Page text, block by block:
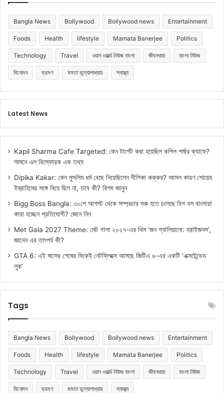
Bangla News Bollywood Bollywood news Entertainment
Foods Health lifestyle Mamata Banerjee Politics
Technology Travel ওয়ান ওয়ার্ল্ড নিউজ বাংলা জীবনধারা বাংলা নিউজ
বিনোদন ভ্রমণ মমতা বন্দ্যোপাধ্যায় স্বাস্থ্য
Latest News
Kapil Sharma Cafe Targeted: কেন টার্গেট করা হয়েছিল কপিল শর্মার ক্যাফে?
সামনে এল বিস্ফোরক এক তথ্য
Dipika Kakar: কেন মুসলিম ধর্ম বেছে নিয়েছিলেন দীপিকা কক্কর? আসল কারণ শোয়েব
ইব্রাহিমের সঙ্গে বিয়ে ছিল না, তবে কী? বিশদ জানুন
Bigg Boss Bangla: ৩০শে আগস্ট থেকে সম্প্রচার শুরু হতে চলেছে বিগ বস বাংলার!
কারা হচ্ছেন প্রতিযোগী? জেনে নিন
Met Gala 2027 Theme: মেট গালা ২০২৭-এর থিম ‘জন গ্যালিয়ানো: হরাইজনস’,
জানেন এর তাৎপর্য কী?
GTA 6: এই মাসের শেষের দিকেই নেটফ্লিক্সে আসছে জিটিএ ৬-এর একটি ‘এক্সটেন্ডেড
লুক’
Tags
Bangla News Bollywood Bollywood news Entertainment
Foods Health lifestyle Mamata Banerjee Politics
Technology Travel ওয়ান ওয়ার্ল্ড নিউজ বাংলা জীবনধারা বাংলা নিউজ
বিনোদন ভ্রমণ মমতা বন্দ্যোপাধ্যায় স্বাস্থ্য